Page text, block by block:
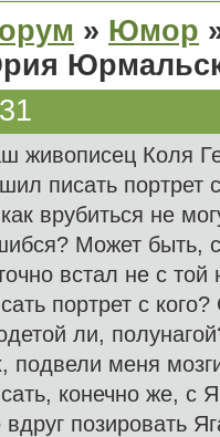
» Юмор
живописец Коля
писать портрет
врубиться не
Может быть,
встал не с той
портрет с
ли,
подвели меня
конечно же, с
позировать